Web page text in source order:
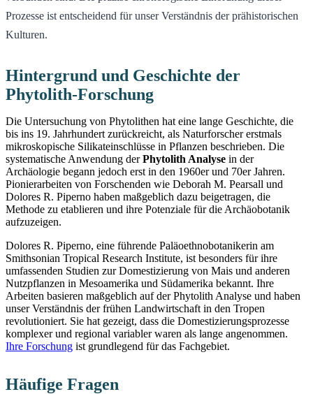
Prozesse ist entscheidend für unser Verständnis der prähistorischen
Kulturen.
Hintergrund und Geschichte der
Phytolith-Forschung
Die Untersuchung von Phytolithen hat eine lange Geschichte, die
bis ins 19. Jahrhundert zurückreicht, als Naturforscher erstmals
mikroskopische Silikateinschlüsse in Pflanzen beschrieben. Die
systematische Anwendung derPhytolith Analyse in der
Archäologie begann jedoch erst in den 1960er und 70er Jahren.
Pionierarbeiten von Forschenden wie Deborah M. Pearsall und
Dolores R. Piperno haben maßgeblich dazu beigetragen, die
Methode zu etablieren und ihre Potenziale für die Archäobotanik
aufzuzeigen.
Dolores R. Piperno, eine führende Paläoethnobotanikerin am
Smithsonian Tropical Research Institute, ist besonders für ihre
umfassenden Studien zur Domestizierung von Mais und anderen
Nutzpflanzen in Mesoamerika und Südamerika bekannt. Ihre
Arbeiten basieren maßgeblich auf der Phytolith Analyse und haben
unser Verständnis der frühen Landwirtschaft in den Tropen
revolutioniert. Sie hat gezeigt, dass die Domestizierungsprozesse
komplexer und regional variabler waren als lange angenommen.
Ihre Forschung ist grundlegend für das Fachgebiet.
Häufige Fragen